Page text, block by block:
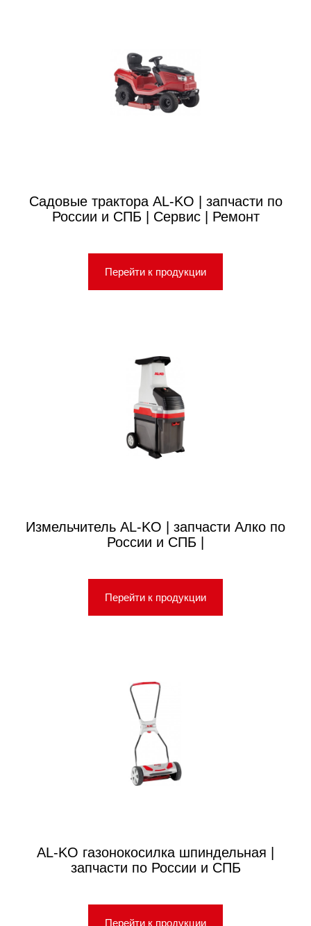
Садовые трактора AL-KO | запчасти по
России и СПБ | Сервис | Ремонт
Перейти к продукции
Измельчитель AL-KO | запчасти Алко по
России и СПБ |
Перейти к продукции
AL-KO газонокосилка шпиндельная |
запчасти по России и СПБ
Перейти к продукции